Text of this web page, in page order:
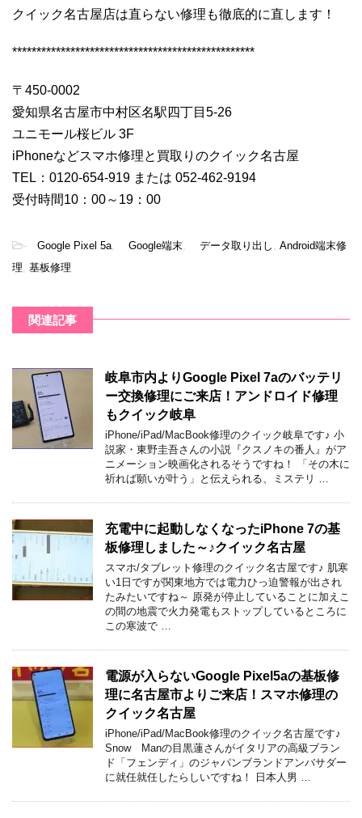
クイック名古屋店は直らない修理も徹底的に直します！
**************************************************
〒450-0002
愛知県名古屋市中村区名駅四丁目5-26
ユニモール桜ビル 3F
iPhoneなどスマホ修理と買取りのクイック名古屋
TEL：0120-654-919 または 052-462-9194
受付時間10：00～19：00
- Google Pixel 5a Google端末 データ取り出し
Android端末修
理 基板修理
関連記事
岐阜市内よりGoogle Pixel 7aのバッテリ
ー交換修理にご来店！アンドロイド修理
もクイック岐阜
iPhone/iPad/MacBook修理のクイック岐阜です♪ 小
説家・東野圭吾さんの小説『クスノキの番人』がア
ニメーション映画化されるそうですね！ 「その木に
祈れば願いが叶う」と伝えられる、ミステリ …
充電中に起動しなくなったiPhone 7の基
板修理しました～♪クイック名古屋
スマホ/タブレット修理のクイック名古屋です♪ 肌寒
い1日ですが関東地方では電力ひっ迫警報が出され
たみたいですね～ 原発が停止していることに加えこ
の間の地震で火力発電もストップしているところに
この寒波で …
電源が入らないGoogle Pixel5aの基板修
理に名古屋市よりご来店！スマホ修理の
クイック名古屋
iPhone/iPad/MacBook修理のクイック名古屋です♪
Snow Manの目黒蓮さんがイタリアの高級ブラン
ド「フェンディ」のジャパンブランドアンバサダー
に就任就任したらしいですね！ 日本人男 …